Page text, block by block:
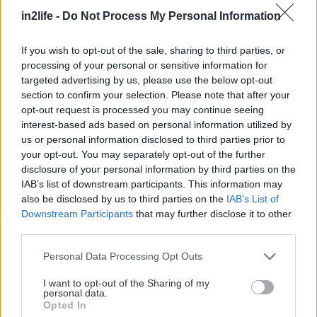
in2life - Do Not Process My Personal Information
If you wish to opt-out of the sale, sharing to third parties, or
processing of your personal or sensitive information for
targeted advertising by us, please use the below opt-out
section to confirm your selection. Please note that after your
opt-out request is processed you may continue seeing
interest-based ads based on personal information utilized by
us or personal information disclosed to third parties prior to
your opt-out. You may separately opt-out of the further
disclosure of your personal information by third parties on the
IAB’s list of downstream participants. This information may
also be disclosed by us to third parties on the IAB’s List of
Downstream Participants that may further disclose it to other
Please note that this website/app uses one or more Google
not limited to your visit or usage behaviour. You may click to
grant or deny consent to Google and its third-party tags to
use your data for below specified purposes in below Google
Personal Data Processing Opt Outs
I want to opt-out of the Sharing of my
personal data.
Opted In
Μείωσε τις πηγές αρνητικότητας
Εντόπισε τουλάχιστον τρεις πηγές αρνητισμού
στο περιβάλλον σου. Μπορεί να είναι άνθρωποι,
συνήθειες ή ακόμη και πληροφορίες που
καταναλώνεις καθημερινά. Έπειτα σκέψου πώς
μπορείς να μειώσεις την επαφή μαζί τους μέσα
στην εβδομάδα σου.
Πάρε την κατάσταση στα χέρια σου
υλοποιείς όσα θέλεις να συμβούν. Ακόμα και
μικρά βήματα μπορούν να αλλάξουν τη διάθεσή